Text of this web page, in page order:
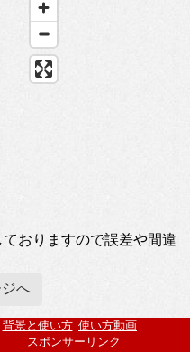
おりますので誤差や間違
ジへ
背景と使い方 使い方動画
スポンサーリンク